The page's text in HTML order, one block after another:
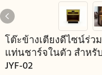
โต๊ะข้างเตียงดีไซน์ร่
แท่นชาร์จในตัว สำหรั
JYF-02